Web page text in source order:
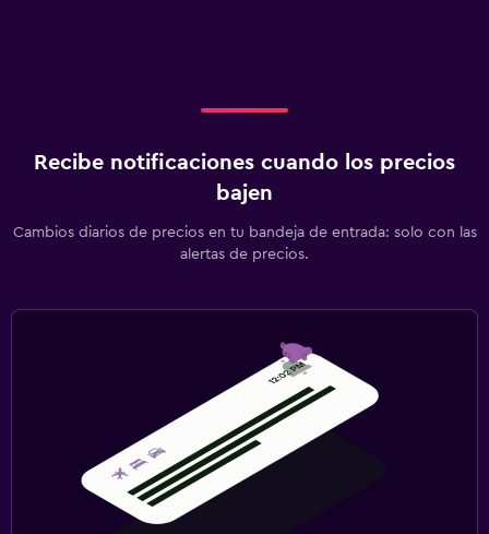
Recibe notificaciones cuando los precios
bajen
Cambios diarios de precios en tu bandeja de entrada: solo con las
alertas de precios.